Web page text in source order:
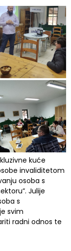
kuće
invaliditetom
osoba s
Julije
s
svim
radni odnos te